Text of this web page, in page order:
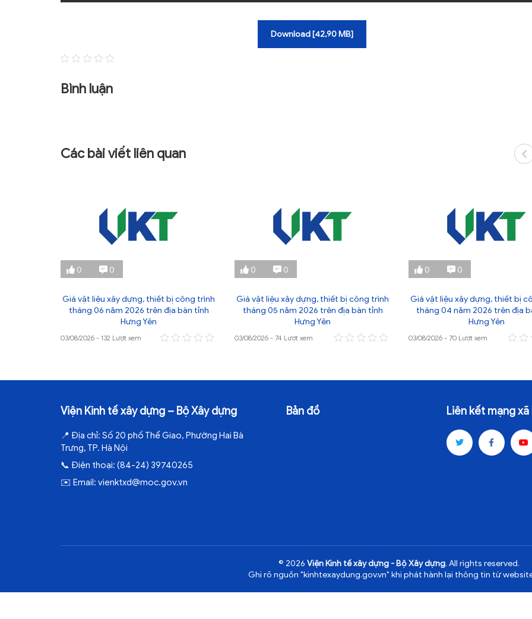
Download [42,90 MB]
Bình luận
Các bài viết liên quan
0 0
Giá vật liệu xây dựng, thiết bị công trình
tháng 06 năm 2026 trên địa bàn tỉnh
Hưng Yên
03/08/2026 - 132 Lượt xem
0 0
Giá vật liệu xây dựng, thiết bị công trình
tháng 05 năm 2026 trên địa bàn tỉnh
Hưng Yên
03/08/2026 - 74 Lượt xem
0 0
Giá vật liệu xây dựng, thiết bị
tháng 04 năm 2026 trên địa
Hưng Yên
03/08/2026 - 70 Lượt xem
Viện Kinh tế xây dựng – Bộ Xây dựng
📍 Địa chỉ: Số 20 phố Thể Giao, Phường Hai Bà
Trưng, TP. Hà Nội
📞 Điện thoại: (84-24) 39740265
✉️ Email: vienktxd@moc.gov.vn
Bản đồ Liên kết mạng xã
© 2026 Viện Kinh tế xây dựng - Bộ Xây dựng. All rights reserved.
Ghi rõ nguồn "kinhtexaydung.gov.vn" khi phát hành lại thông tin từ